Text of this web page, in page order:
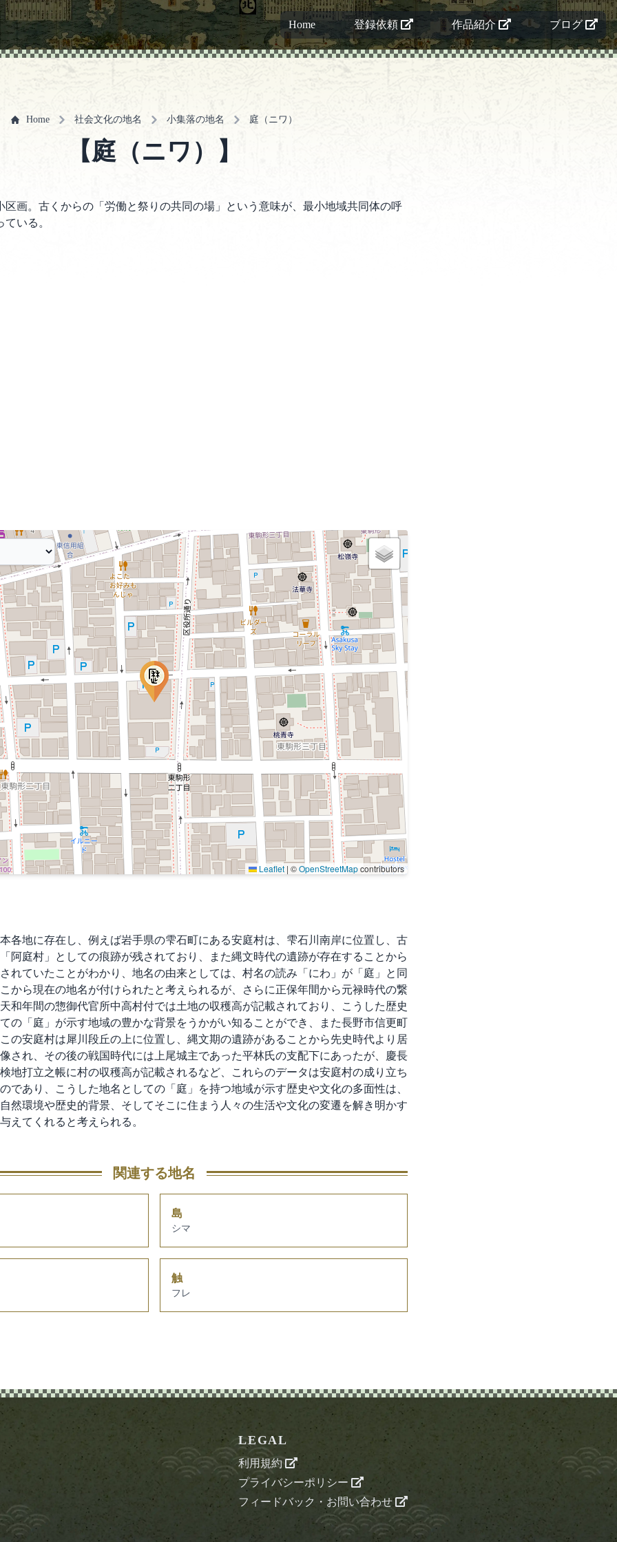
Home 登録依頼 作品紹介 ブログ
Home 社会文化の地名 小集落の地名 庭（ニワ）
【庭（ニワ）】
区画。古くからの「労働と祭りの共同の場」という意味が、最小地域共同体の呼
いる。
Leaflet | ©OpenStreetMapcontributors
各地に存在し、例えば岩手県の雫石町にある安庭村は、雫石川南岸に位置し、古
阿庭村」としての痕跡が残されており、また縄文時代の遺跡が存在することから
れていたことがわかり、地名の由来としては、村名の読み「にわ」が「庭」と同
から現在の地名が付けられたと考えられるが、さらに正保年間から元禄時代の繋
和年間の惣御代官所中高村付では土地の収穫高が記載されており、こうした歴史
の「庭」が示す地域の豊かな背景をうかがい知ることができ、また長野市信更町
の安庭村は犀川段丘の上に位置し、縄文期の遺跡があることから先史時代より居
され、その後の戦国時代には上尾城主であった平林氏の支配下にあったが、慶長
地打立之帳に村の収穫高が記載されるなど、これらのデータは安庭村の成り立ち
であり、こうした地名としての「庭」を持つ地域が示す歴史や文化の多面性は、
然環境や歴史的背景、そしてそこに住まう人々の生活や文化の変遷を解き明かす
えてくれると考えられる。
関連する地名
島
シマ
触
フレ
LEGAL
利用規約
プライバシーポリシー
フィードバック・お問い合わせ